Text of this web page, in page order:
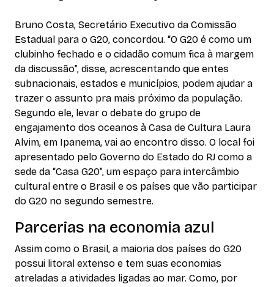
Bruno Costa, Secretário Executivo da Comissão
Estadual para o G20, concordou. “O G20 é como um
clubinho fechado e o cidadão comum fica à margem
da discussão”, disse, acrescentando que entes
subnacionais, estados e municípios, podem ajudar a
trazer o assunto pra mais próximo da população.
Segundo ele, levar o debate do grupo de
engajamento dos oceanos à Casa de Cultura Laura
Alvim, em Ipanema, vai ao encontro disso. O local foi
apresentado pelo Governo do Estado do RJ como a
sede da “Casa G20”, um espaço para intercâmbio
cultural entre o Brasil e os países que vão participar
do G20 no segundo semestre.
Parcerias na economia azul
Assim como o Brasil, a maioria dos países do G20
possui litoral extenso e tem suas economias
atreladas a atividades ligadas ao mar. Como, por